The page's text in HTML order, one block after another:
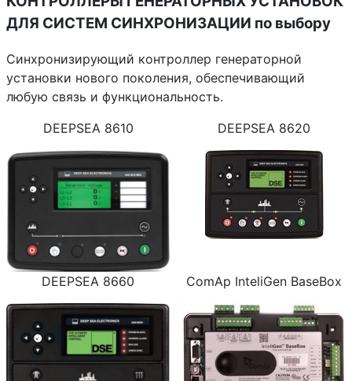
ДЛЯ СИСТЕМ СИНХРОНИЗАЦИИ по выбору
Синхронизирующий контроллер генераторной
установки нового поколения, обеспечивающий
любую связь и функциональность.
DEEPSEA 8610
DEEPSEA 8620
DEEPSEA 8660 ComAp InteliGen BaseBox